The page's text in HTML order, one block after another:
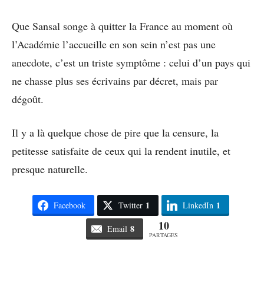
Que Sansal songe à quitter la France au moment où
l’Académie l’accueille en son sein n’est pas une
anecdote, c’est un triste symptôme : celui d’un pays qui
ne chasse plus ses écrivains par décret, mais par
dégoût.
Il y a là quelque chose de pire que la censure, la
petitesse satisfaite de ceux qui la rendent inutile, et
presque naturelle.
Facebook Twitter 1 LinkedIn 1
Email 8 10
PARTAGES